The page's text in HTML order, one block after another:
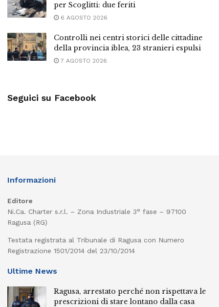
per Scoglitti: due feriti
6 AGOSTO 2026
Controlli nei centri storici delle cittadine
della provincia iblea, 23 stranieri espulsi
7 AGOSTO 2026
Seguici su Facebook
Informazioni
Editore
Ni.Ca. Charter s.r.l. – Zona Industriale 3° fase – 97100
Ragusa (RG)
Testata registrata al Tribunale di Ragusa con Numero
Registrazione 1501/2014 del 23/10/2014
Ultime News
Ragusa, arrestato perché non rispettava le
prescrizioni di stare lontano dalla casa